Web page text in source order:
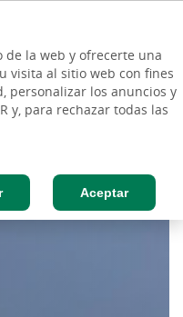
la web y ofrecerte una
visita al sitio web con fines
personalizar los anuncios y
y, para rechazar todas las
Aceptar